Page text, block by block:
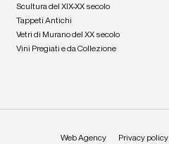
Scultura del XIX-XX secolo
Tappeti Antichi
Vetri di Murano del XX secolo
Vini Pregiati e da Collezione
Web Agency Privacy policy